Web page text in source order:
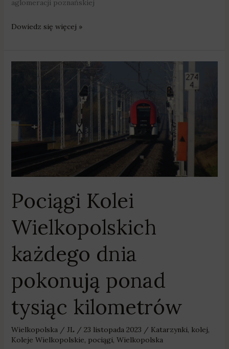
aglomeracji poznańskiej
Dowiedz się więcej »
Pociągi Kolei
Wielkopolskich
każdego dnia
pokonują ponad
tysiąc kilometrów
Wielkopolska/ JL / 23 listopada 2023 / Katarzynki, kolej,
Koleje Wielkopolskie, pociągi, Wielkopolska
dnia
pokonują
ponad
kilometrów